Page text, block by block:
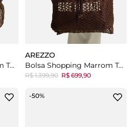
Bolsa Shopping Marrom Tela Lona Grande Verde Tig
AREZZO
Bolsa Shopping Marrom Tela Lona Grande Tig
R$ 1.399,90 R$ 699,90
-50%